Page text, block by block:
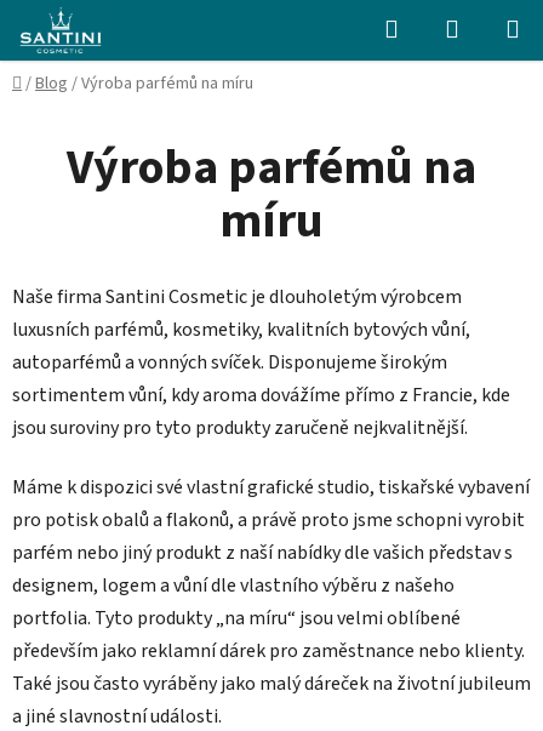
obsah
Hledat
KOŠÍK
Domů
/Blog /Výroba parfémů na míru
Výroba parfémů na
míru
Naše firma Santini Cosmetic je dlouholetým výrobcem
luxusních parfémů, kosmetiky, kvalitních bytových vůní,
autoparfémů a vonných svíček. Disponujeme širokým
sortimentem vůní, kdy aroma dovážíme přímo z Francie, kde
jsou suroviny pro tyto produkty zaručeně nejkvalitnější.
Máme k dispozici své vlastní grafické studio, tiskařské vybavení
pro potisk obalů a flakonů, a právě proto jsme schopni vyrobit
parfém nebo jiný produkt z naší nabídky dle vašich představ s
designem, logem a vůní dle vlastního výběru z našeho
portfolia. Tyto produkty „na míru“ jsou velmi oblíbené
především jako reklamní dárek pro zaměstnance nebo klienty.
Také jsou často vyráběny jako malý dáreček na životní jubileum
a jiné slavnostní události.